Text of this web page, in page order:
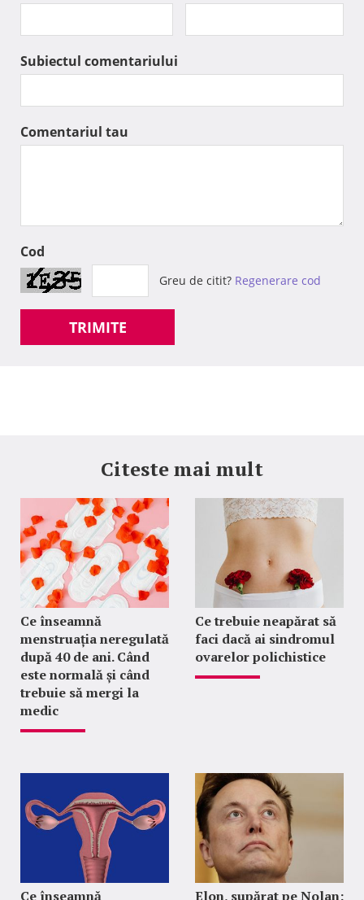
Subiectul comentariului
Comentariul tau
Cod
Greu de citit? Regenerare cod
TRIMITE
Citeste mai mult
Ce înseamnă
menstruația neregulată
după 40 de ani. Când
este normală și când
trebuie să mergi la
medic
Ce trebuie neapărat să
faci dacă ai sindromul
ovarelor polichistice
Ce înseamnă
Elon, supărat pe Nolan: